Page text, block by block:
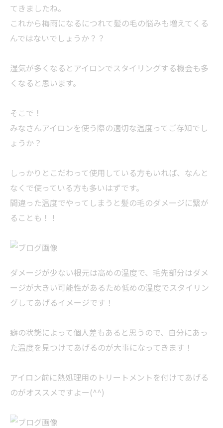
てきましたね。
これから梅雨になるにつれて髪の毛の悩みも増えてくる
んではないでしょうか？？
湿気が多くなるとアイロンでスタイリングする機会も多
くなると思います。
そこで！
みなさんアイロンを使う際の適切な温度ってご存知でし
ょうか？
しっかりとこだわって使用している方もいれば、なんと
なくで使っている方も多いはずです。
間違った温度でやってしまうと髪の毛のダメージに繋が
ることも！！
ダメージが少ない根元は高めの温度で、毛先部分はダメ
ージが大きい可能性があるため低めの温度でスタイリン
グしてあげるイメージです！
癖の状態によって個人差もあると思うので、自分にあっ
た温度を見つけてあげるのが大事になってきます！
アイロン前に熱処理用のトリートメントを付けてあげる
のがオススメですよー(^^)